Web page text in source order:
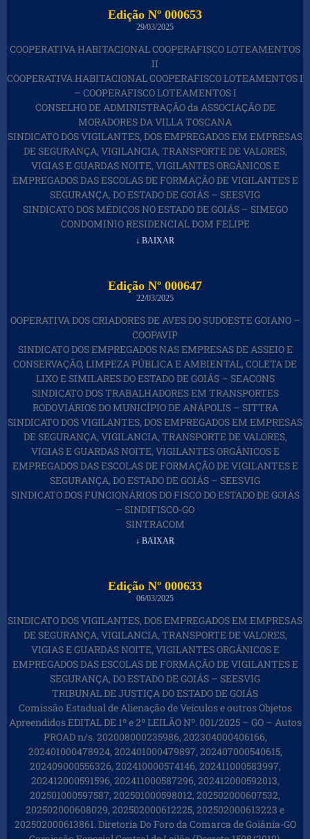
Edição Nº 000653
29/03/2025
COOPERATIVA HABITACIONAL COOPERAFISCO LOTEAMENTOS
II
COOPERATIVA HABITACIONAL COOPERAFISCO LOTEAMENTOS I
– COOPERAFISCO LOTEAMENTOS I
CONSELHO DE ADMINISTRAÇÃO da ASSOCIAÇÃO DE
MORADORES DA VILLA TOSCANA
SINDICATO DOS VIGILANTES, DOS EMPREGADOS EM EMPRESAS
DE SEGURANÇA, VIGILANCIA, TRANSPORTE DE VALORES,
VIGIAS E GUARDAS NOITE, VIGILANTES ORGÂNICOS E
EMPREGADOS DAS ESCOLAS DE FORMAÇÃO DE VIGILANTES E
SEGURANÇA, DO ESTADO DE GOIÁS – SEESVIG
SINDICATO DOS MÉDICOS NO ESTADO DE GOIÁS – SIMEGO
CONDOMINIO RESIDENCIAL DOM FELIPE
↓ BAIXAR
Edição Nº 000647
22/03/2025
OOPERATIVA DOS CRIADORES DE AVES DO SUDOESTE GOIANO –
COOPAVIP
SINDICATO DOS EMPREGADOS NAS EMPRESAS DE ASSEIO E
CONSERVAÇÃO, LIMPEZA PÚBLICA E AMBIENTAL, COLETA DE
LIXO E SIMILARES DO ESTADO DE GOIÁS – SEACONS
SINDICATO DOS TRABALHADORES EM TRANSPORTES
RODOVIÁRIOS DO MUNICÍPIO DE ANÁPOLIS – SITTRA
SINDICATO DOS VIGILANTES, DOS EMPREGADOS EM EMPRESAS
DE SEGURANÇA, VIGILANCIA, TRANSPORTE DE VALORES,
VIGIAS E GUARDAS NOITE, VIGILANTES ORGÂNICOS E
EMPREGADOS DAS ESCOLAS DE FORMAÇÃO DE VIGILANTES E
SEGURANÇA, DO ESTADO DE GOIÁS – SEESVIG
SINDICATO DOS FUNCIONÁRIOS DO FISCO DO ESTADO DE GOIÁS
– SINDIFISCO-GO
SINTRACOM
↓ BAIXAR
Edição Nº 000633
06/03/2025
SINDICATO DOS VIGILANTES, DOS EMPREGADOS EM EMPRESAS
DE SEGURANÇA, VIGILANCIA, TRANSPORTE DE VALORES,
VIGIAS E GUARDAS NOITE, VIGILANTES ORGÂNICOS E
EMPREGADOS DAS ESCOLAS DE FORMAÇÃO DE VIGILANTES E
SEGURANÇA, DO ESTADO DE GOIÁS – SEESVIG
TRIBUNAL DE JUSTIÇA DO ESTADO DE GOIÁS
Comissão Estadual de Alienação de Veículos e outros Objetos
Apreendidos EDITAL DE 1º e 2º LEILÃO Nº. 001/2025 – GO – Autos
PROAD n/s. 202008000235986, 202304000406166,
202401000478924, 202401000479897, 202407000540615,
202409000556326, 202410000574146, 202411000583997,
202412000591596, 202411000587296, 202412000592013,
202501000597587, 202501000598012, 202502000607532,
202502000608029, 202502000612225, 202502000613223 e
202502000613861. Diretoria Do Foro da Comarca de Goiânia-GO